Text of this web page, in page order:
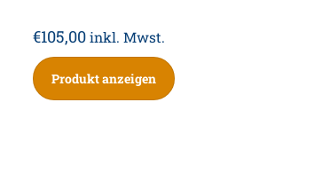
€105,00inkl. Mwst.
Produkt anzeigen